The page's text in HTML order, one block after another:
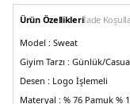
Ürün Özellikleriİade
Model : Sweat
Giyim Tarzı : Günlük/
Desen : Logo İşlemeli
Materyal : % 76 Pamuk %